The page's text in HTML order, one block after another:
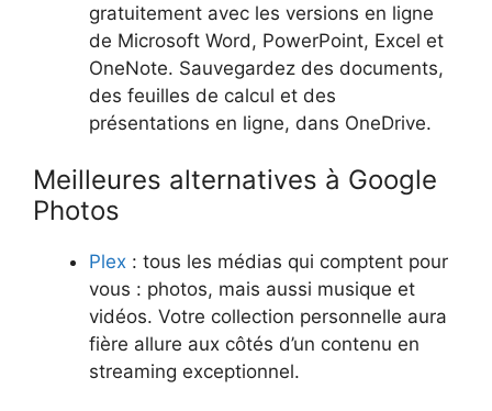
gratuitement avec les versions en ligne
de Microsoft Word, PowerPoint, Excel et
OneNote. Sauvegardez des documents,
des feuilles de calcul et des
présentations en ligne, dans OneDrive.
Meilleures alternatives à Google
Photos
Plex : tous les médias qui comptent pour
vous : photos, mais aussi musique et
vidéos. Votre collection personnelle aura
fière allure aux côtés d’un contenu en
streaming exceptionnel.